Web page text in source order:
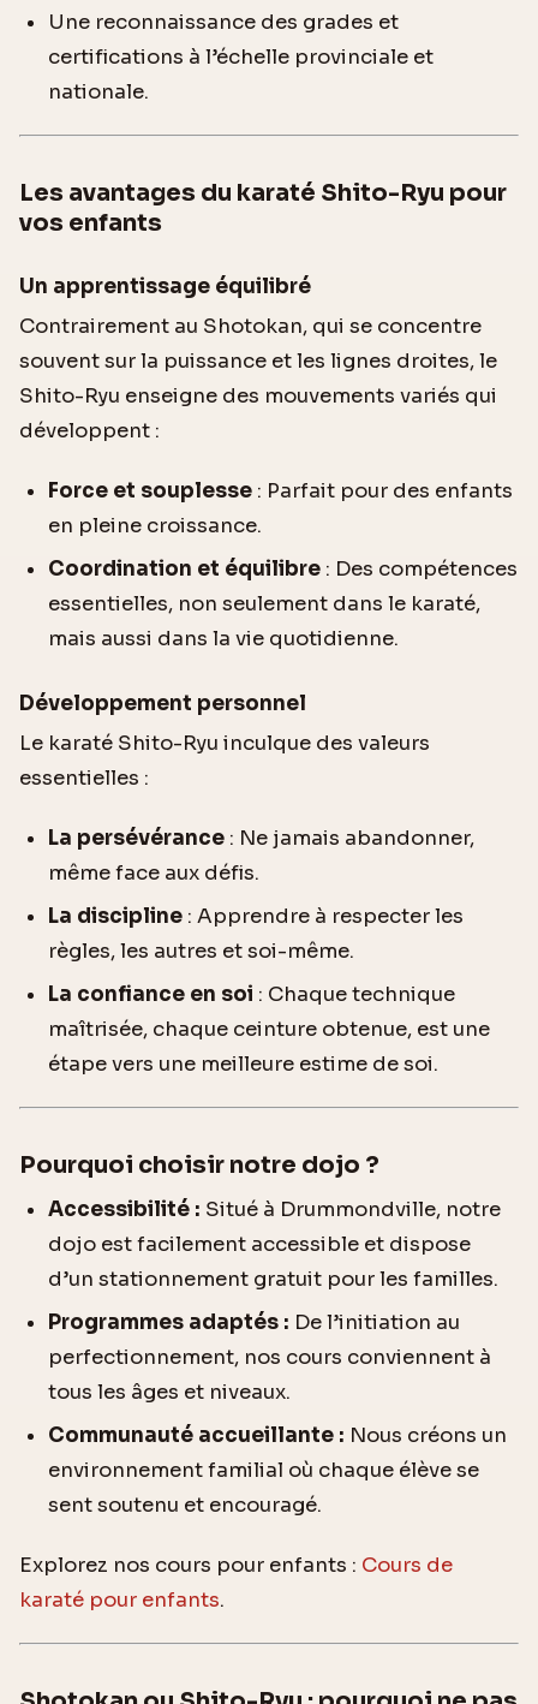
Une reconnaissance des grades et
certifications à l’échelle provinciale et
nationale.
Les avantages du karaté Shito-Ryu pour
vos enfants
Un apprentissage équilibré
Contrairement au Shotokan, qui se concentre
souvent sur la puissance et les lignes droites, le
Shito-Ryu enseigne des mouvements variés qui
développent :
Force et souplesse : Parfait pour des enfants
en pleine croissance.
Coordination et équilibre : Des compétences
essentielles, non seulement dans le karaté,
mais aussi dans la vie quotidienne.
Développement personnel
Le karaté Shito-Ryu inculque des valeurs
essentielles :
La persévérance : Ne jamais abandonner,
même face aux défis.
La discipline : Apprendre à respecter les
règles, les autres et soi-même.
La confiance en soi : Chaque technique
maîtrisée, chaque ceinture obtenue, est une
étape vers une meilleure estime de soi.
Pourquoi choisir notre dojo ?
Accessibilité : Situé à Drummondville, notre
dojo est facilement accessible et dispose
d’un stationnement gratuit pour les familles.
Programmes adaptés : De l’initiation au
perfectionnement, nos cours conviennent à
tous les âges et niveaux.
Communauté accueillante : Nous créons un
environnement familial où chaque élève se
sent soutenu et encouragé.
Explorez nos cours pour enfants : Cours de
karaté pour enfants.